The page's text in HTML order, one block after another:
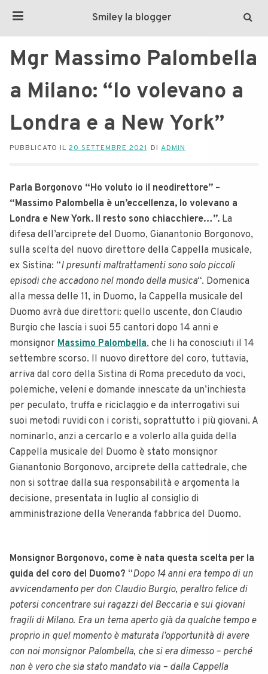
Smiley la blogger
Mgr Massimo Palombella
a Milano: “lo volevano a
Londra e a New York”
PUBBLICATO IL 20 SETTEMBRE 2021 DI ADMIN
Parla Borgonovo “Ho voluto io il neodirettore” –
“Massimo Palombella è un’eccellenza, lo volevano a
Londra e New York. Il resto sono chiacchiere…”. La
difesa dell’arciprete del Duomo, Gianantonio Borgonovo,
sulla scelta del nuovo direttore della Cappella musicale,
ex Sistina: “I presunti maltrattamenti sono solo piccoli
episodi che accadono nel mondo della musica“. Domenica
alla messa delle 11, in Duomo, la Cappella musicale del
Duomo avrà due direttori: quello uscente, don Claudio
Burgio che lascia i suoi 55 cantori dopo 14 anni e
monsignor Massimo Palombella, che li ha conosciuti il 14
settembre scorso. Il nuovo direttore del coro, tuttavia,
arriva dal coro della Sistina di Roma preceduto da voci,
polemiche, veleni e domande innescate da un’inchiesta
per peculato, truffa e riciclaggio e da interrogativi sui
suoi metodi ruvidi con i coristi, soprattutto i più giovani. A
nominarlo, anzi a cercarlo e a volerlo alla guida della
Cappella musicale del Duomo è stato monsignor
Gianantonio Borgonovo, arciprete della cattedrale, che
non si sottrae dalla sua responsabilità e argomenta la
decisione, presentata in luglio al consiglio di
amministrazione della Veneranda fabbrica del Duomo.
Monsignor Borgonovo, come è nata questa scelta per la
guida del coro del Duomo? “Dopo 14 anni era tempo di un
avvicendamento per don Claudio Burgio, peraltro felice di
potersi concentrare sui ragazzi del Beccaria e sui giovani
fragili di Milano. Era un tema aperto già da qualche tempo e
proprio in quel momento è maturata l’opportunità di avere
con noi monsignor Palombella, che si era dimesso – perché
non è vero che sia stato mandato via – dalla Cappella